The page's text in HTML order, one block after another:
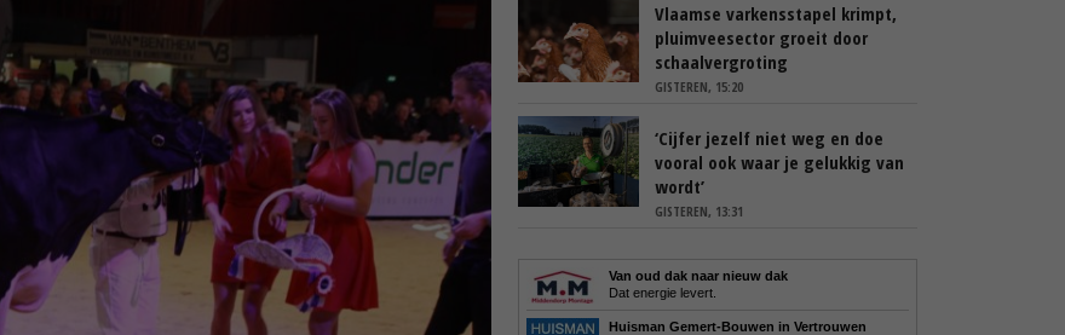
Vlaamse varkensstapel krimpt,
pluimveesector groeit door
schaalvergroting
GISTEREN, 15:20
‘Cijfer jezelf niet weg en doe
vooral ook waar je gelukkig van
wordt’
GISTEREN, 13:31
Van oud dak naar nieuw dak
Dat energie levert.
Huisman Gemert-Bouwen in Vertrouwen